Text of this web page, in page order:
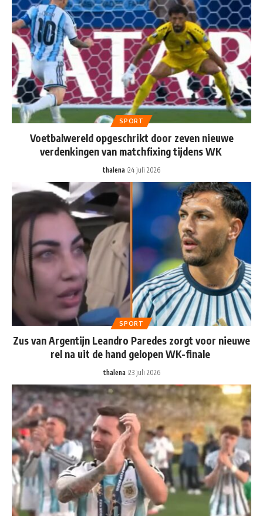
SPORT
Voetbalwereld opgeschrikt door zeven nieuwe
verdenkingen van matchfixing tijdens WK
thalena 24 juli 2026
SPORT
Zus van Argentijn Leandro Paredes zorgt voor nieuwe
rel na uit de hand gelopen WK-finale
thalena 23 juli 2026